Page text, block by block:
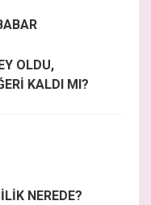
OLDU,
KALDI MI?
NEREDE?